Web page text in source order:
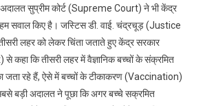
सुप्रीम कोर्ट (Supreme Court) ने भी केंद्र
सवाल किए है। जस्टिस डी. वाई. चंद्रचूड़ (Justice
लहर को लेकर चिंता जताते हुए केंद्र सरकार
कि तीसरी लहर में वैज्ञानिक बच्चों के संक्रमित
रहे हैं, ऐसे में बच्चों के टीकाकरण (Vaccination)
सबसे बड़ी अदालत ने पूछा कि अगर बच्चे सक्रमित